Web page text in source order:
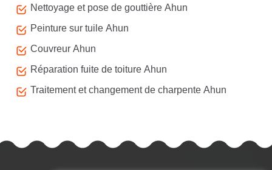
Nettoyage et pose de gouttière Ahun
Peinture sur tuile Ahun
Couvreur Ahun
Réparation fuite de toiture Ahun
Traitement et changement de charpente Ahun